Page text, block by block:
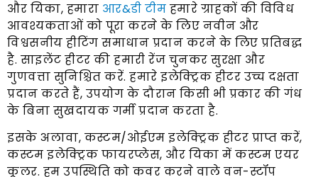
और यिका, हमारा आर&डी टीम हमारे ग्राहकों की विविध
आवश्यकताओं को पूरा करने के लिए नवीन और
विश्वसनीय हीटिंग समाधान प्रदान करने के लिए प्रतिबद्ध
है. साइलेंट हीटर की हमारी रेंज चुनकर सुरक्षा और
गुणवत्ता सुनिश्चित करें. हमारे इलेक्ट्रिक हीटर उच्च दक्षता
प्रदान करते हैं, उपयोग के दौरान किसी भी प्रकार की गंध
के बिना सुखदायक गर्मी प्रदान करता है.
इसके अलावा, कस्टम/ओईएम इलेक्ट्रिक हीटर प्राप्त करें,
कस्टम इलेक्ट्रिक फायरप्लेस, और यिका में कस्टम एयर
कूलर. हम उपस्थिति को कवर करने वाले वन-स्टॉप